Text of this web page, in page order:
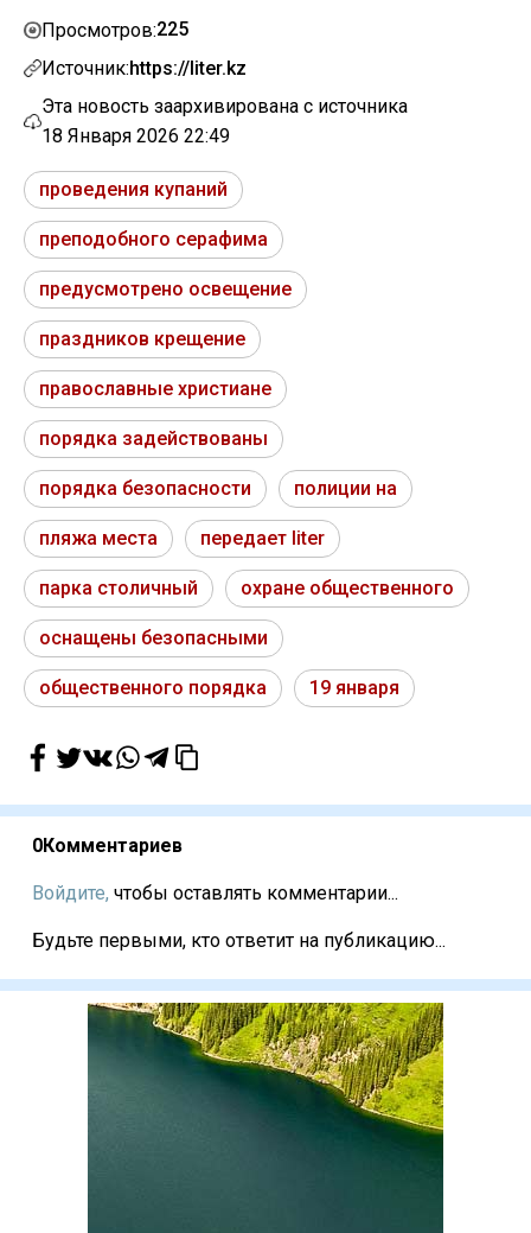
Просмотров:225
Источник:https://liter.kz
Эта новость заархивирована с источника
18 Января 2026 22:49
проведения купаний
преподобного серафима
предусмотрено освещение
праздников крещение
православные христиане
порядка задействованы
порядка безопасности полиции на
пляжа места передает liter
парка столичный охране общественного
оснащены безопасными
общественного порядка 19 января
0Комментариев
Войдите, чтобы оставлять комментарии...
Будьте первыми, кто ответит на публикацию...